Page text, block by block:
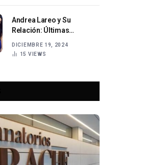
Andrea Lareo y Su
Relación: Últimas
DICIEMBRE 19, 2024
15 VIEWS